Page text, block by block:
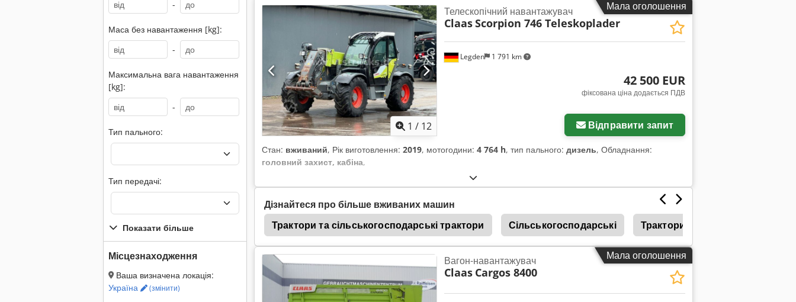
-
Маса без навантаження [kg]:
-
Максимальна вага навантаження
[kg]:
-
Тип пального:
Тип передачі:
Показати більше
Місцезнаходження
Ваша визначена локація:
Україна
(змінити)
Мала оголошення
1 / 12
Legden 1 791 km
Телескопічний навантажувач
ClaasScorpion 746 Teleskoplader
42 500 EUR
фіксована ціна додається ПДВ
Відправити запит
Стан: вживаний, Рік виготовлення: 2019, мотогодини: 4 764 h, тип пального: дизель, Обладнання:
головний захист, кабіна,
Дізнайтеся про більше вживаних машин
Трактори та сільськогосподарські трактори
Сільськогосподарські Трактори Гусеничні
Jcb 408 Jcb 360
Мала оголошення
Вагон-навантажувач
Claas Cargos 8400